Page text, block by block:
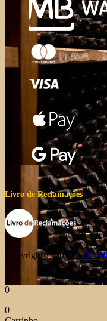
Livro de Reclamações
Copyright © 2026
0
0